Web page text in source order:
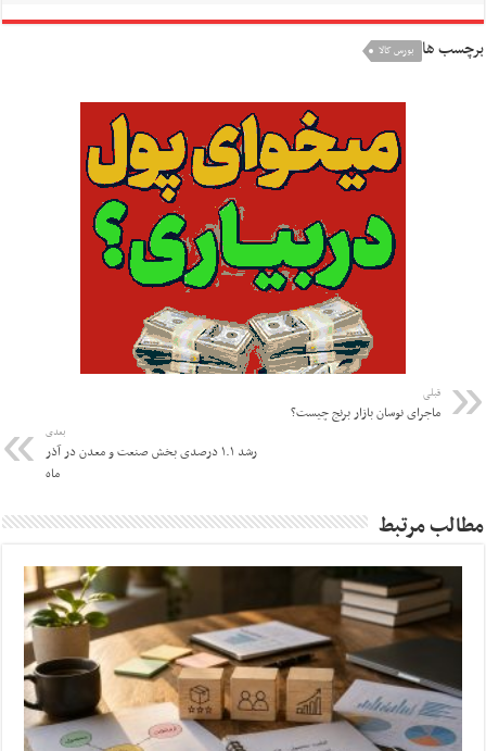
برچسب ها بورس کالا
قبلی
ماجرای نوسان بازار برنج چیست؟
بعدی
رشد ۱.۱ درصدی بخش صنعت و معدن در آذر
ماه
مطالب مرتبط